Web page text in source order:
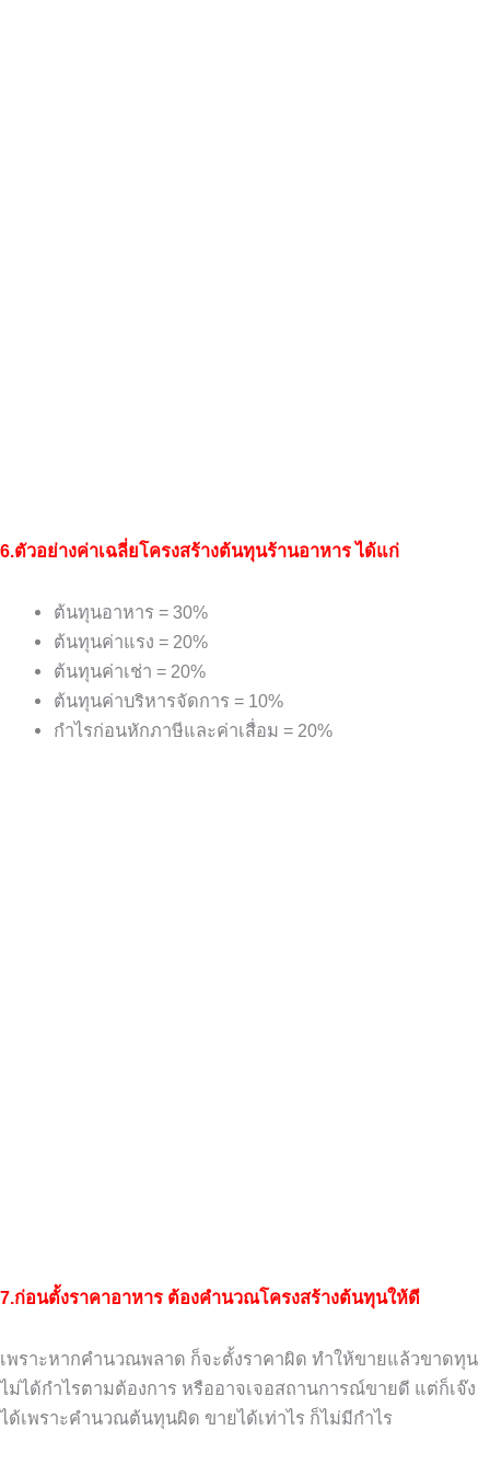
6.ตัวอย่างค่าเฉลี่ยโครงสร้างต้นทุนร้านอาหาร ได้แก่
ต้นทุนอาหาร= 30%
ต้นทุนค่าแรง= 20%
ต้นทุนค่าเช่า= 20%
ต้นทุนค่าบริหารจัดการ= 10%
กำไรก่อนหักภาษีและค่าเสื่อม= 20%
7.ก่อนตั้งราคาอาหาร ต้องคำนวณโครงสร้างต้นทุนให้ดี
เพราะหากคำนวณพลาด ก็จะตั้งราคาผิด ทำให้ขายแล้วขาดทุน
ไม่ได้กำไรตามต้องการ หรืออาจเจอสถานการณ์ขายดี แต่ก็เจ๊ง
ได้เพราะคำนวณต้นทุนผิด ขายได้เท่าไร ก็ไม่มีกำไร